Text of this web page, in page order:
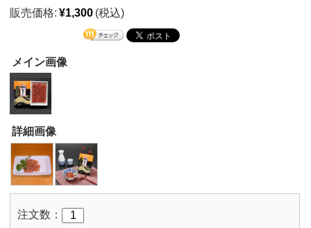
販売価格: ¥1,300 (税込)
メイン画像
詳細画像
注文数：